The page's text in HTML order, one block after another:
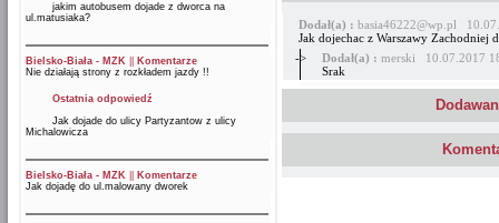
jakim autobusem dojade z dworca na
ul.matusiaka?
Bielsko-Biała - MZK
Komentarze
Nie działają strony z rozkładem jazdy !!
Ostatnia odpowiedź
Jak dojade do ulicy Partyzantow z ulicy
Michalowicza
Bielsko-Biała - MZK
Komentarze
Jak dojadę do ul.malowany dworek
Dodał(a) : basia46222@wp.pl
Jak dojechac z Warszawy Zachodniej
->
Dodał(a) : merski 10.07.2017
Srak